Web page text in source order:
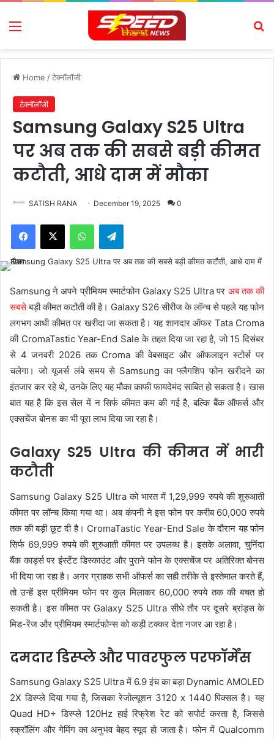
Menu
Home /टेक्नॉलॉजी
टेक्नॉलॉजी
Samsung Galaxy S25 Ultra
पर अब तक की सबसे बड़ी कीमत
कटौती, आधे दाम में मौका
SATISH RANA December 19, 2025 0
Facebook
X WhatsAppTelegram
Samsung ने अपने प्रीमियम स्मार्टफोन Galaxy S25 Ultra पर अब तक की
सबसेबड़ी कीमत कटौती की है। Galaxy S26 सीरीज के लॉन्च से पहले यह फोन
लगभग आधी कीमत पर खरीदा जा सकता है। यह शानदार ऑफर Tata Croma
की CromaTastic Year-End Sale के तहत दिया जा रहा है, जो 15 दिसंबर
से 4 जनवरी 2026 तक Croma की वेबसाइट और ऑफलाइन स्टोर्स पर
चलेगा। जो यूजर्स लंबे समय से Samsung का फ्लैगशिप फोन खरीदने का
इंतजार कर रहे थे, उनके लिए यह मौका काफी फायदेमंद साबित हो सकता है। खास
बात यह है कि इस सेल में न सिर्फ कीमत कम की गई है, बल्कि बैंक ऑफर्स और
एक्सचेंज बोनस का भी पूरा लाभ दिया जा रहा है।
Galaxy S25 Ultra की कीमत में भारी
कटौती
Samsung Galaxy S25 Ultra को भारत में 1,29,999 रुपये की शुरुआती
कीमत पर लॉन्च किया गया था। अब कंपनी ने इस फोन पर करीब 60,000 रुपये
तक की बड़ी छूट दी है। CromaTastic Year-End Sale के दौरान यह फोन
सिर्फ 69,999 रुपये की शुरुआती कीमत पर उपलब्ध है। इसके अलावा, चुनिंदा
बैंक कार्ड्स पर इंस्टेंट डिस्काउंट और पुराने फोन के एक्सचेंज पर अतिरिक्त बोनस
भी दिया जा रहा है। अगर ग्राहक सभी ऑफर्स का सही तरीके से इस्तेमाल करते हैं,
तो उन्हें इस प्रीमियम फोन पर कुल मिलाकर 60,000 रुपये तक की बचत हो
सकती है। इस कीमत पर Galaxy S25 Ultra सीधे तौर पर दूसरे ब्रांड्स के
मिड-रेंज और प्रीमियम स्मार्टफोन्स को कड़ी टक्कर देता नजर आ रहा है।
दमदार डिस्प्ले और पावरफुल परफॉर्मेंस
Samsung Galaxy S25 Ultra में 6.9 इंच का बड़ा Dynamic AMOLED
2X डिस्प्ले दिया गया है, जिसका रेजोल्यूशन 3120 x 1440 पिक्सल है। यह
Quad HD+ डिस्प्ले 120Hz हाई रिफ्रेश रेट को सपोर्ट करता है, जिससे
स्क्रॉलिंग और गेमिंग का अनुभव बेहद स्मूद हो जाता है। फोन में Qualcomm